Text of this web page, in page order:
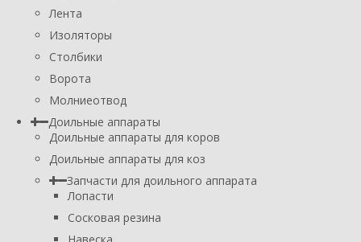
Лента
Изоляторы
Столбики
Ворота
Молниеотвод
Доильные аппараты
Доильные аппараты для коров
Доильные аппараты для коз
Запчасти для доильного аппарата
Лопасти
Сосковая резина